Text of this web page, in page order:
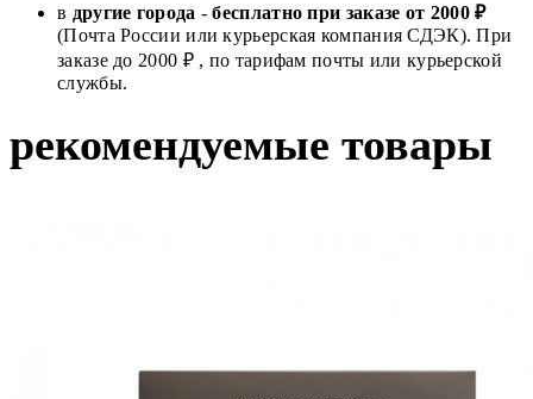
в другие города -бесплатно при заказе от 2000 ₽
(Почта России или курьерская компания СДЭК). При
заказе до 2000 ₽ , по тарифам почты или курьерской
службы.
рекомендуемые товары